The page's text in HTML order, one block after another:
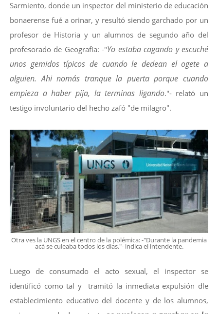
Sarmiento, donde un inspector del ministerio de educación
bonaerense fué a orinar, y resultó siendo garchado por un
profesor de Historia y un alumnos de segundo año del
profesorado de Geografía: -"Yo estaba cagando y escuché
unos gemidos típicos de cuando le dedean el ogete a
alguien. Ahi nomás tranque la puerta porque cuando
empieza a haber pija, la terminas ligando."- relató un
testigo involuntario del hecho zafó "de milagro".
Otra ves la UNGS en el centro de la polémica: -"Durante la pandemia
acá se culeaba todos los dias."- indica el intendente.
Luego de consumado el acto sexual, el inspector se
identificó como tal y tramitó la inmediata expulsión dle
establecimiento educativo del docente y de los alumnos,